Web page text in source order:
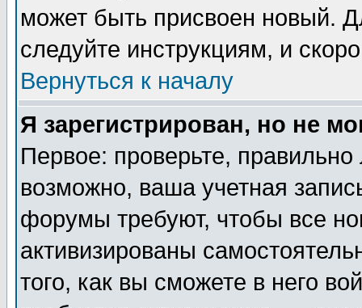
может быть присвоен новый.
следуйте инструкциям, и
Вернуться к началу
Я зарегистрирован, но не
Первое: проверьте,
возможно, ваша учетная
форумы требуют, чтобы все
активизированы
того, как вы сможете в него